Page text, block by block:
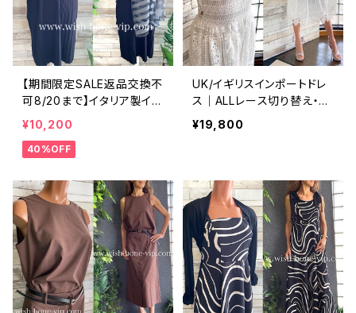
【期間限定SALE返品交換不
可8/20まで】イタリア製イン
ポートワンピース｜Rinasci
mentoリナシメント｜プリー
ツ リブ織りサマーニットワン
¥10,200
40%OFF
UK/イギリスインポートドレ
ス｜ALLレース切り替え・ミ
モレ丈・ロングワンピース/
ホワイト(10)
¥19,800